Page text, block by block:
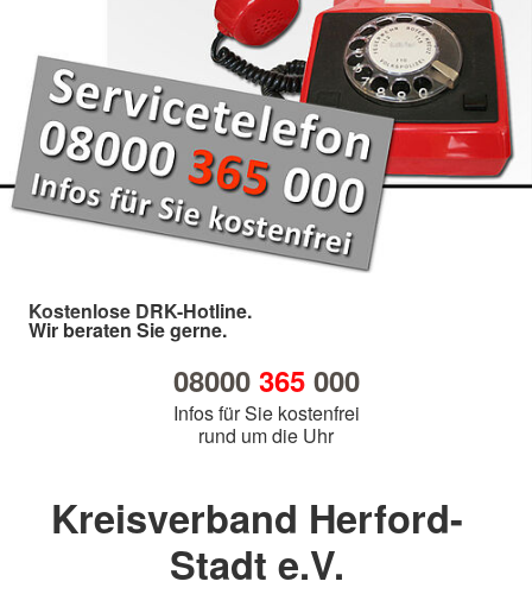
Kostenlose DRK-Hotline.
Wir beraten Sie gerne.
08000 365000
Infos für Sie kostenfrei
rund um die Uhr
Kreisverband Herford-
Stadt e.V.